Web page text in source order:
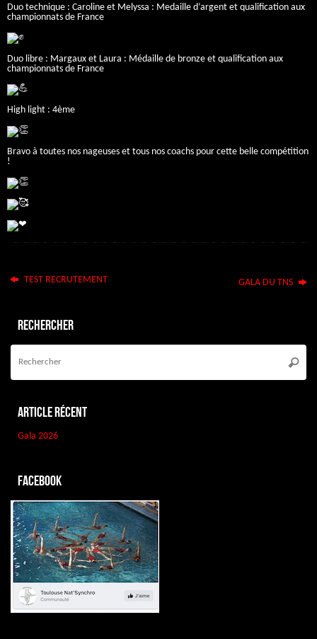
Duo technique : Caroline et Melyssa : Medaille d’argent et qualification aux
championnats de France
Duo libre : Margaux et Laura : Médaille de bronze et qualification aux
championnats de France
High light : 4ème
Bravo à toutes nos nageuses et tous nos coachs pour cette belle compétition
!
TEST RECRUTEMENT GALA DU TNS
Rechercher
Article récent
Gala 2026
Facebook